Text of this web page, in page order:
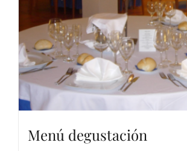
Menú degustación